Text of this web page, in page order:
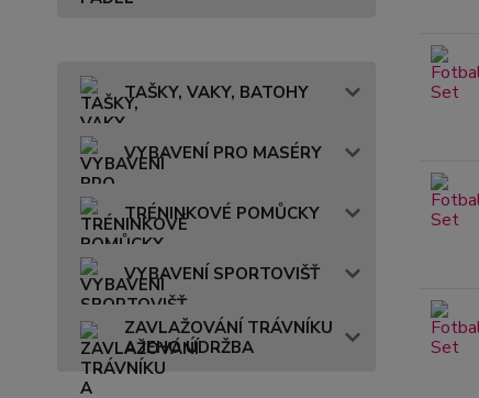
TAŠKY, VAKY, BATOHY
VYBAVENÍ PRO MASÉRY
TRÉNINKOVÉ POMŮCKY
VYBAVENÍ SPORTOVIŠŤ
ZAVLAŽOVÁNÍ TRÁVNÍKU
A JEHO ÚDRŽBA